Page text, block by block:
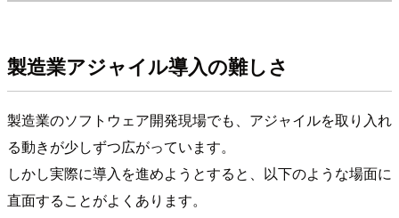
製造業アジャイル導入の難しさ
製造業のソフトウェア開発現場でも、アジャイルを取り入れ
る動きが少しずつ広がっています。
しかし実際に導入を進めようとすると、以下のような場面に
直面することがよくあります。